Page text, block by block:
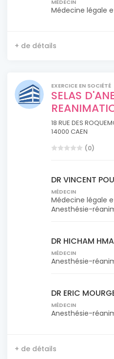
MÉDECIN
Médecine légale
+ de détails
EXERCICE EN SOCIÉTÉ
SELAS
18 RUE DES
14000 CAEN
(0)
DR VINCENT
MÉDECIN
Médecine légale
Anesthésie-
DR HICHAM
MÉDECIN
Anesthésie-
DR ERIC
MÉDECIN
Anesthésie-
+ de détails